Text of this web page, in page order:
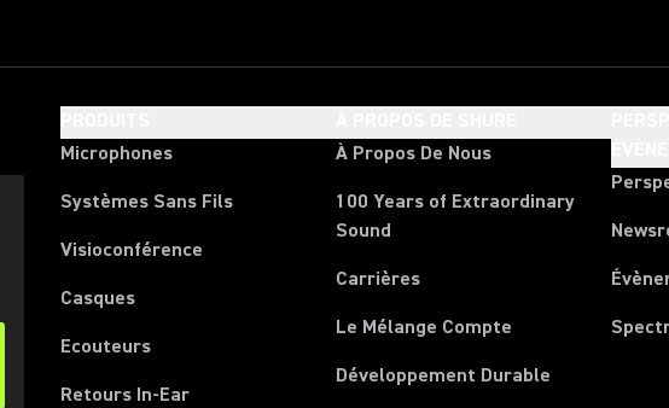
Microphones
Systèmes Sans Fils
Visioconférence
Casques
Ecouteurs
Retours In-Ear
À Propos De Nous
100 Years of Extraordinary
Sound
Carrières
Le Mélange Compte
Développement Durable